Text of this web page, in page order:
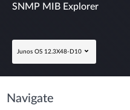
SNMP MIB Explorer
Junos OS 12.3X48-D10
Navigate